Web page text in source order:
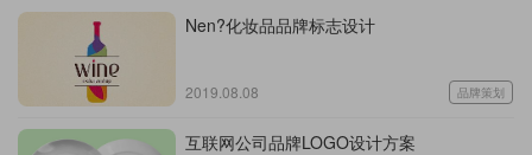
Nen?化妆品品牌标志设计
2019.08.08 品牌策划
互联网公司品牌LOGO设计方案